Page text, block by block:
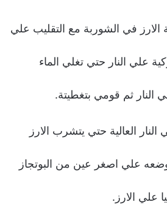
الارز في الشوربة مع التقليب علي
علي النار حتي تغلي الماء
النار ثم قومي بتغطيتة.
العالية حتي يتشرب الارز
علي اصغر عين من البوتجاز
علي الارز.